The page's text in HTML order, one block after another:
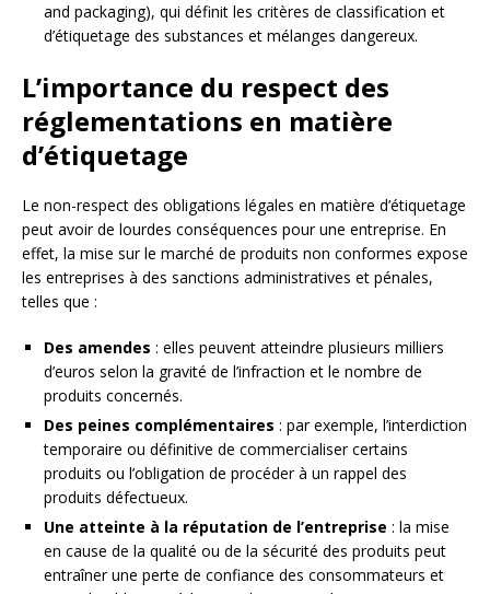
and packaging), qui définit les critères de classification et
d’étiquetage des substances et mélanges dangereux.
L’importance du respect des
réglementations en matière
d’étiquetage
Le non-respect des obligations légales en matière d’étiquetage
peut avoir de lourdes conséquences pour une entreprise. En
effet, la mise sur le marché de produits non conformes expose
les entreprises à des sanctions administratives et pénales,
telles que :
Des amendes : elles peuvent atteindre plusieurs milliers
d’euros selon la gravité de l’infraction et le nombre de
produits concernés.
Des peines complémentaires : par exemple, l’interdiction
temporaire ou définitive de commercialiser certains
produits ou l’obligation de procéder à un rappel des
produits défectueux.
Une atteinte à la réputation de l’entreprise : la mise
en cause de la qualité ou de la sécurité des produits peut
entraîner une perte de confiance des consommateurs et